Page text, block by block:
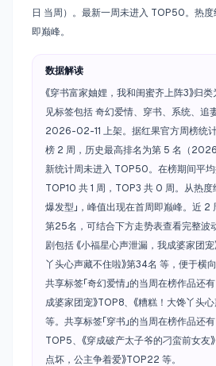
日 当周）。最新一周未进入 TOP50。热度
即巅峰。
数据解读
《穿书富家妯娌，我和闺蜜齐上阵3》归类
见标签包括 奇幻爱情、穿书、系统、追
2026-02-11 上架。据红果官方周榜统
榜 2 周，历史最高排名为第 5 名（
新统计周未进入 TOP50。在榜期间平
TOP10 共 1 周，TOP3 共 0 周。从热度
爆发型」，峰值出现在首周即巅峰。近
第25名，可结合下方走势表查看完整波
剧包括 《小福星心声泄漏，我成婆家团宠
丫头心声藏不住啦》第34名 等，便于横
共享标签「奇幻爱情」的当周在榜作品还
成婆家团宠》TOP8、《糟糕！大馋丫头
等。共享标签「穿书」的当周在榜作品还有
TOP5、《穿成破产太子爷的刁蛮前女友
点坏，公主争着爱》TOP22 等。